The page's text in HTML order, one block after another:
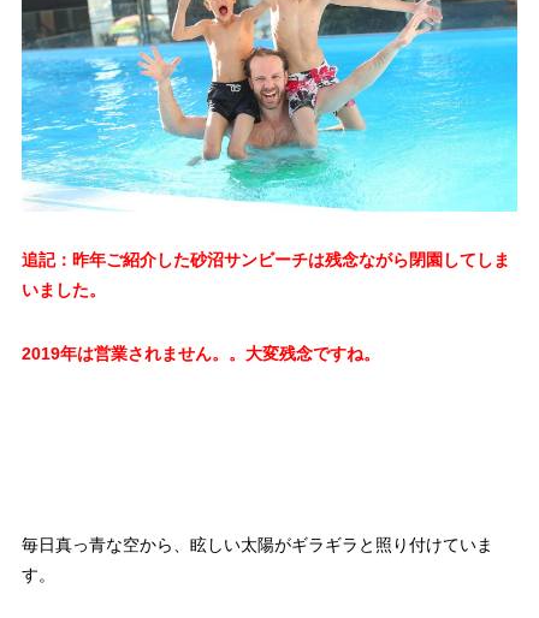
追記：昨年ご紹介した砂沼サンビーチは残念ながら閉園してしま
いました。
2019年は営業されません。。大変残念ですね。
毎日真っ青な空から、眩しい太陽がギラギラと照り付けていま
す。